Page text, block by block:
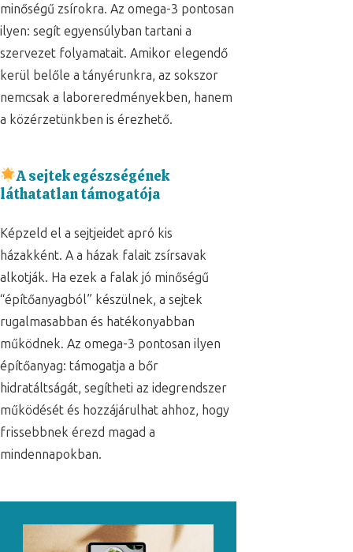
minőségű zsírokra. Az omega-3 pontosan
ilyen: segít egyensúlyban tartani a
szervezet folyamatait. Amikor elegendő
kerül belőle a tányérunkra, az sokszor
nemcsak a laboreredményekben, hanem
a közérzetünkben is érezhető.
A sejtek egészségének
láthatatlan támogatója
Képzeld el a sejtjeidet apró kis
házakként. A a házak falait zsírsavak
alkotják. Ha ezek a falak jó minőségű
“építőanyagból” készülnek, a sejtek
rugalmasabban és hatékonyabban
működnek. Az omega-3 pontosan ilyen
építőanyag: támogatja a bőr
hidratáltságát, segítheti az idegrendszer
működését és hozzájárulhat ahhoz, hogy
frissebbnek érezd magad a
mindennapokban.